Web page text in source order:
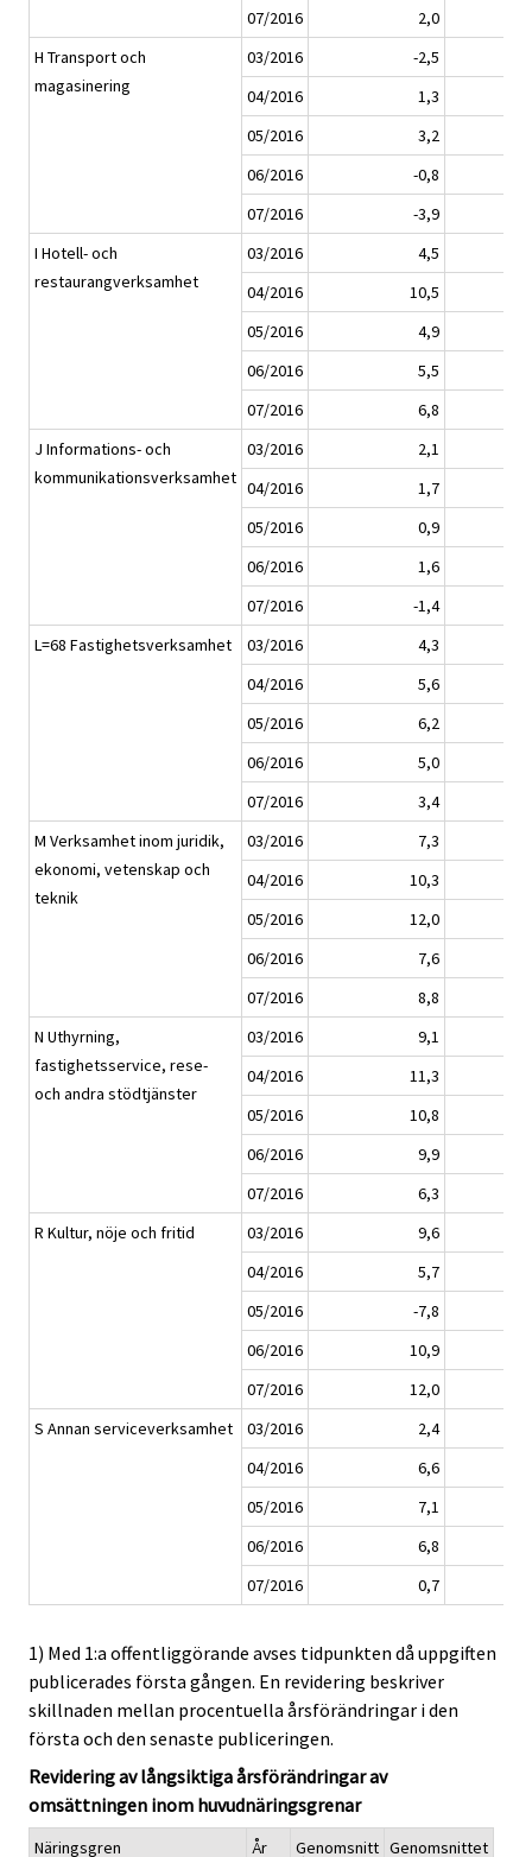
07/2016
2,0
H Transport och
magasinering
03/2016
-2,5
04/2016
1,3
05/2016
3,2
06/2016
-0,8
07/2016
-3,9
I Hotell- och
restaurangverksamhet
03/2016
4,5
04/2016
10,5
05/2016
4,9
06/2016
5,5
07/2016
6,8
J Informations- och
kommunikationsverksamhet
03/2016
2,1
04/2016
1,7
05/2016
0,9
06/2016
1,6
07/2016
-1,4
L=68 Fastighetsverksamhet
03/2016
4,3
04/2016
5,6
05/2016
6,2
06/2016
5,0
07/2016
3,4
M Verksamhet inom juridik,
ekonomi, vetenskap och
teknik
03/2016
7,3
04/2016
10,3
05/2016
12,0
06/2016
7,6
07/2016
8,8
N Uthyrning,
fastighetsservice, rese-
och andra stödtjänster
03/2016
9,1
04/2016
11,3
05/2016
10,8
06/2016
9,9
07/2016
6,3
R Kultur, nöje och fritid
03/2016
9,6
04/2016
5,7
05/2016
-7,8
06/2016
10,9
07/2016
12,0
S Annan serviceverksamhet
03/2016
2,4
04/2016
6,6
05/2016
7,1
06/2016
6,8
07/2016
0,7
1) Med 1:a offentliggörande avses tidpunkten då uppgiften
publicerades första gången. En revidering beskriver
skillnaden mellan procentuella årsförändringar i den
första och den senaste publiceringen.
Revidering av långsiktiga årsförändringar av
omsättningen inom huvudnäringsgrenar
Näringsgren År Genomsnitt Genomsnittet